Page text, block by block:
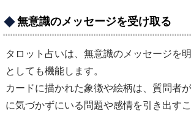
無意識のメッセージを受け取る
タロット占いは、無意識のメッセージを
としても機能します。
カードに描かれた象徴や絵柄は、質問者
に気づかずにいる問題や感情を引き出す